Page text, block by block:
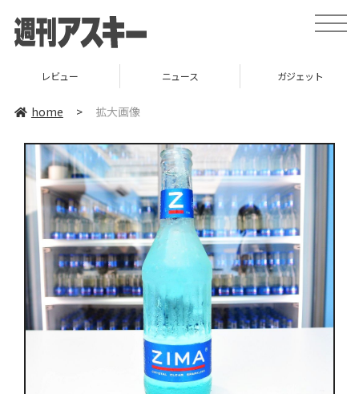
toggle
レビュー ニュース ガジェット
home > 拡大画像